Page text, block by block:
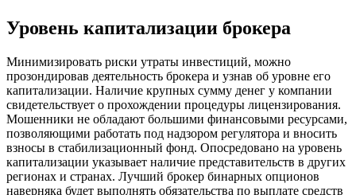
Уровень капитализации брокера
Минимизировать риски утраты инвестиций, можно
прозондировав деятельность брокера и узнав об уровне его
капитализации. Наличие крупных сумму денег у компании
свидетельствует о прохождении процедуры лицензирования.
Мошенники не обладают большими финансовыми ресурсами,
позволяющими работать под надзором регулятора и вносить
взносы в стабилизационный фонд. Опосредовано на уровень
капитализации указывает наличие представительств в других
регионах и странах. Лучший брокер бинарных опционов
наверняка будет выполнять обязательства по выплате средств